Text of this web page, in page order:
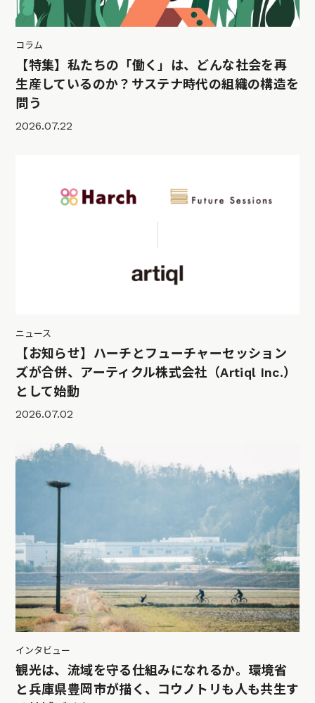
コラム
【特集】私たちの「働く」は、どんな社会を再
生産しているのか？サステナ時代の組織の構造を
問う
2026.07.22
ニュース
【お知らせ】ハーチとフューチャーセッション
ズが合併、アーティクル株式会社（Artiql Inc.）
として始動
2026.07.02
インタビュー
観光は、流域を守る仕組みになれるか。環境省
と兵庫県豊岡市が描く、コウノトリも人も共生す